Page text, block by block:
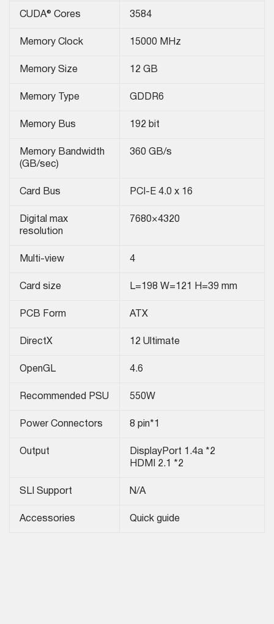
CUDA® Cores 3584
Memory Clock 15000 MHz
Memory Size 12 GB
Memory Type GDDR6
Memory Bus 192 bit
Memory Bandwidth
(GB/sec)
360 GB/s
Card Bus PCI-E 4.0 x 16
Digital max
resolution
7680×4320
Multi-view 4
Card size L=198 W=121 H=39 mm
PCB Form ATX
DirectX 12 Ultimate
OpenGL 4.6
Recommended PSU 550W
Power Connectors 8 pin*1
Output
DisplayPort 1.4a *2
HDMI 2.1 *2
SLI Support N/A
Accessories Quick guide